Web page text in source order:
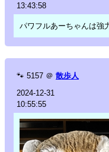
13:43:58
パワフルあーちゃんは強
🐾 5157 ＠ 散歩人
2024-12-31
10:55:55